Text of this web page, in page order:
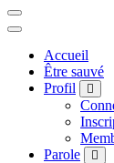
Accueil
Être sauvé
Profil
Parole